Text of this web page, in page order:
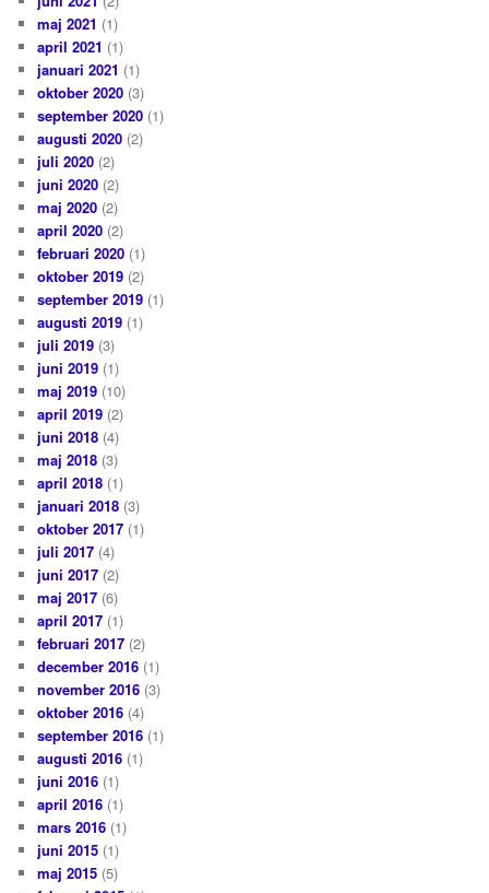
maj 2021 (1)
april 2021 (1)
januari 2021 (1)
oktober 2020 (3)
september 2020 (1)
augusti 2020 (2)
juli 2020 (2)
juni 2020 (2)
maj 2020 (2)
april 2020 (2)
februari 2020 (1)
oktober 2019 (2)
september 2019 (1)
augusti 2019 (1)
juli 2019 (3)
juni 2019 (1)
maj 2019 (10)
april 2019 (2)
juni 2018 (4)
maj 2018 (3)
april 2018 (1)
januari 2018 (3)
oktober 2017 (1)
juli 2017 (4)
juni 2017 (2)
maj 2017 (6)
april 2017 (1)
februari 2017 (2)
december 2016 (1)
november 2016 (3)
oktober 2016 (4)
september 2016 (1)
augusti 2016 (1)
juni 2016 (1)
april 2016 (1)
mars 2016 (1)
juni 2015 (1)
maj 2015 (5)